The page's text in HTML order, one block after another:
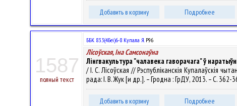
Добавить в корзину Подробнее
1587
полный текст
ББК 83.3(4Беі)6-8 Купала Я.Р96
Лісоўская, Іна Самсонаўна
Лінгвакультура "чалавека гаворачага" ў
/ І. С. Лісоўская // Рэспубліканскія Купалаўскія
рада: І. В. Жук [и др.]. – Гродна : ГрДУ, 2013. – С. 362-
Добавить в корзину Подробнее